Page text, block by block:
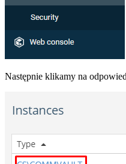
Następnie klikamy na